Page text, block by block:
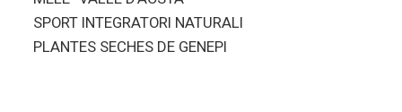
SPORT INTEGRATORI NATURALI
PLANTES SECHES DE GENEPI